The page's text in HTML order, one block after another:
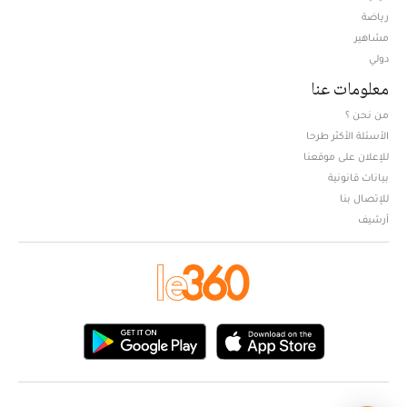
رياضة
مشاهير
دولي
معلومات عنا
من نحن ؟
الأسئلة الأكثر طرحا
للإعلان على موقعنا
بيانات قانونية
للإتصال بنا
أرشيف